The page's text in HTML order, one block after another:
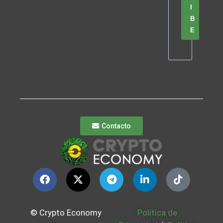
B
E
Contacto
© Crypto Economy
Política de